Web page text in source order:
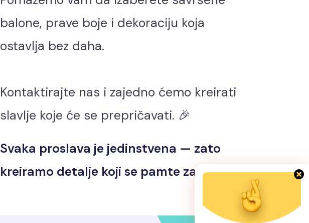
balone, prave boje i dekoraciju koja
ostavlja bez daha.
Kontaktirajte nas i zajedno ćemo kreirati
slavlje koje će se prepričavati. 🎉
Svaka proslava je jedinstvena — zato
kreiramo detalje koji se pamte zauvek.